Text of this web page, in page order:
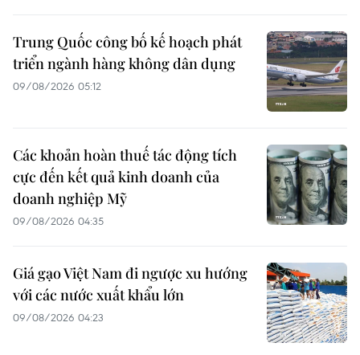
Trung Quốc công bố kế hoạch phát
triển ngành hàng không dân dụng
09/08/2026 05:12
Các khoản hoàn thuế tác động tích
cực đến kết quả kinh doanh của
doanh nghiệp Mỹ
09/08/2026 04:35
Giá gạo Việt Nam đi ngược xu hướng
với các nước xuất khẩu lớn
09/08/2026 04:23